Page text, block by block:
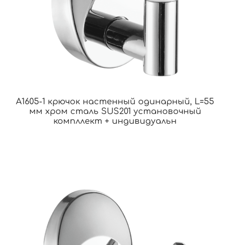
A1605-1 крючок настенный одинарный, L=55
мм хром сталь SUS201 установочный
компллект + индивидуальн